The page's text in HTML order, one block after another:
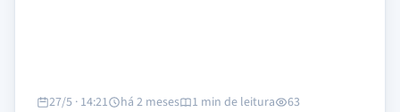
27/5 · 14:21 há 2 meses 1 min de leitura 63